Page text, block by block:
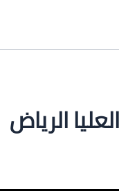
الرياض